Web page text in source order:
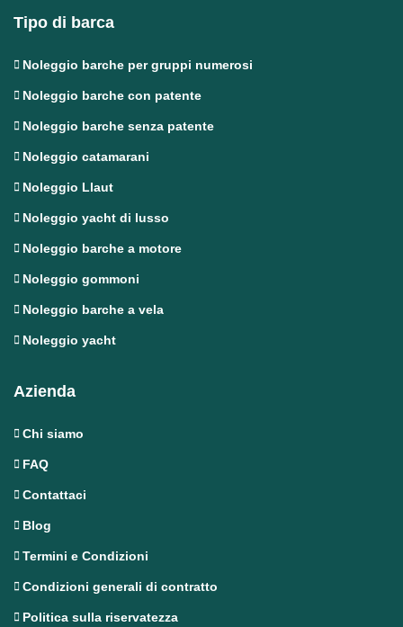
Tipo di barca
Noleggio barche per gruppi numerosi
Noleggio barche con patente
Noleggio barche senza patente
Noleggio catamarani
Noleggio Llaut
Noleggio yacht di lusso
Noleggio barche a motore
Noleggio gommoni
Noleggio barche a vela
Noleggio yacht
Azienda
Chi siamo
FAQ
Contattaci
Blog
Termini e Condizioni
Condizioni generali di contratto
Politica sulla riservatezza